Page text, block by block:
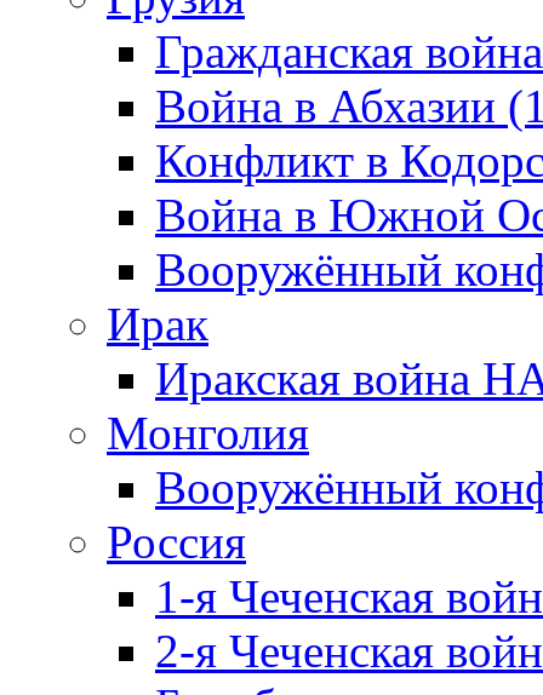
Гражданская
Война в Абхазии
Конфликт в
Война в Южной
Вооружённый
Ирак
Иракская война
Монголия
Вооружённый
Россия
1-я Чеченская
2-я Чеченская